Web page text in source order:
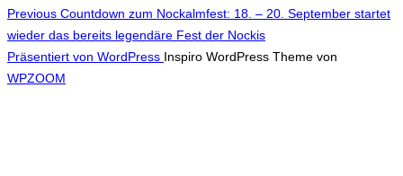
Beitragsnavigation
Previous
Previous Countdown zum Nockalmfest: 18. – 20. September startet
wieder das bereits legendäre Fest der Nockis
Präsentiert von WordPress Inspiro WordPress Theme von
WPZOOM